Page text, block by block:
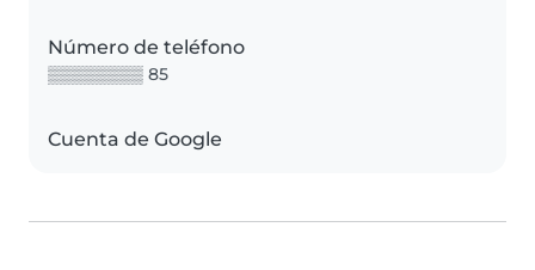
Número de teléfono
▒▒▒▒▒▒▒▒ 85
Cuenta de Google